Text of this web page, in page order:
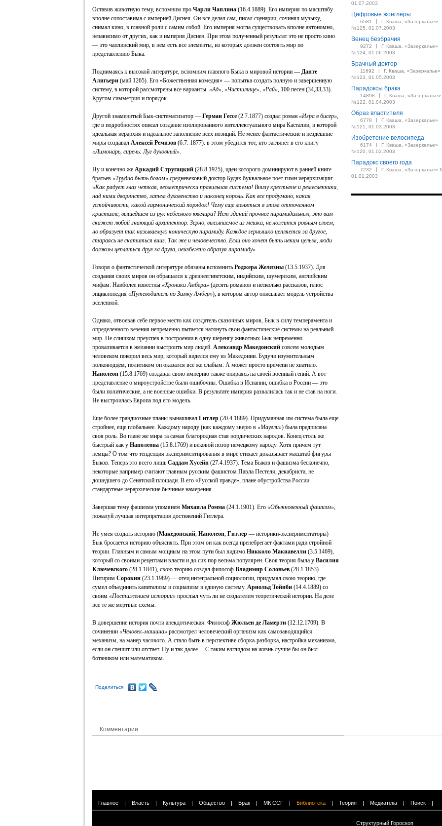
Оставив животную тему, вспомним про Чарли Чаплина (16.4.1889). Его империя по масштабу
вполне сопоставима с империей Диснея. Он все делал сам, писал сценарии, сочинял музыку,
снимал кино, в главной роли с самим собой. Его империя могла существовать вполне автономно,
независимо от других, как и империя Диснея. При этом полученный результат это не просто кино
— это чаплинский мир, в нем есть все элементы, из которых должен состоять мир по
представлению Быка.
Поднимаясь к высокой литературе, вспомним главного Быка в мировой истории — Данте
Алигьери (май 1265). Его «Божественная комедия» — попытка создать полную и завершенную
систему, в которой рассмотрены все варианты. «Ад», «Чистилище», «Рай», 100 песен (34,33,33).
Кругом симметрия и порядок.
Другой знаменитый Бык-систематизатор — Герман Гессе (2.7.1877) создал роман «Игра в бисер»,
где в подробностях описал создание изолированного интеллектуального мира Касталии, в которой
идеальная иерархия и идеальное заполнение всех позиций. Не менее фантастические и нездешние
миры создавал Алексей Ремизов (6.7. 1877). в этом убедится тот, кто заглянет в его книгу
«Лимонарь, сиречь: Луг духовный».
Ну и конечно же Аркадий Стругацкий (28.8.1925), идеи которого доминируют в ранней книге
братьев «Трудно быть богом» средневековый доктор Будах буквальное поет гимн иерархизации:
«Как радует глаз четкая, геометрически правильная система! Внизу крестьяне и ремесленники,
над ними дворянство, затем духовенство и наконец король. Как все продумано, какая
устойчивость, какой гармонический порядок! Чему еще меняться в этом отточенном
кристалле, вышедшем из рук небесного ювелира? Нет зданий прочнее пирамидальных, это вам
скажет любой знающий архитектор. Зерно, высыпаемое из мешка, не ложится ровным слоем,
но образует так называемую коническую пирамиду. Каждое зернышко цепляется за другое,
стараясь не скатиться вниз. Так же и человечество. Если оно хочет быть неким целым, люди
должны цепляться друг за друга, неизбежно образуя пирамиду».
Говоря о фантастической литературе обязаны вспомнить Роджера Желязны (13.5.1937). Для
создания своих миров он обращался к древнеегипетским, индийским, шумерским, английским
мифам. Наиболее известны «Хроники Амбера» (десять романов и несколько рассказов, плюс
энциклопедия «Путеводитель по Замку Амбер»), в котором автор описывает модель устройства
вселенной.
Однако, отвоевав себе первое место как создатель сказочных миров, Бык в силу темперамента и
определенного везения непременно пытается натянуть свои фантастические системы на реальный
мир. Не слишком преуспев в построении в одну шеренгу животных Бык непременно
проваливается в желании выстроить мир людей. Александр Македонский совсем молодым
человеком покорил весь мир, который виделся ему из Македонии. Будучи изумительным
полководцем, политиком он оказался все же слабым. А может просто времени не хватило.
Наполеон (15.8.1769) создавал свою империю также опираясь на своей военный гений. А вот
представление о мироустройстве были ошибочны. Ошибка в Испании, ошибка в России — это
были политические, а не военные ошибки. В результате империя развалилась так и не став на ноги.
Не выстроилась Европа под его модель.
Еще более грандиозные планы вынашивал Гитлер (20.4.1889). Придуманная им система была еще
стройнее, еще глобальнее. Каждому народу (как каждому зверю в «Маугли») была предписана
своя роль. Во главе же мира та самая благородная стая нордических народов. Конец столь же
быстрый как у Наполеона (15.8.1769) и вековой позор немецкому народу. Хотя причем тут
немцы? О том что тенденция экспериментирования в мире стихает доказывает масштаб фигуры
Быков. Теперь это всего лишь Саддам Хусейн (27.4.1937). Тема Быков и фашизма бесконечно,
некоторые например считают главным русским фашистом Павла Пестеля, декабриста, не
дошедшего до Сенатской площади. В его «Русской правде», плане обустройства России
стандартные иерархические бычиные намерения.
Завершая тему фашизма упомянем Михаила Ромма (24.1.1901). Его «Обыкновенный фашизм»,
пожалуй лучшая интерпретация достижений Гитлера.
Не умея создать историю (Македонский, Наполеон, Гитлер — историки-экспериментаторы)
Бык бросается историю объяснять. При этом он как всегда пренебрегает фактами ради стройной
теории. Главным и самым мощным на этом пути был видимо Никколо Макиавелли (3.5.1469),
который со своими рецептами власти и до сих пор весьма популярен. Своя теория была у Василия
Ключевского (28.1.1841), свою теорию создал философ Владимир Соловьев (28.1.1853).
Питирим Сорокин (23.1.1989) — отец интегральной социологии, придумал свою теорию, где
сумел объединить капитализм и социализм в единую систему. Арнольд Тойнби (14.4.1889) со
своим «Постижением истории» прослыл чуть ли не создателем теоретической истории. На деле
все те же мертвые схемы.
В довершение история почти анекдотическая. Философ Жюльен де Ламерти (12.12.1709). В
сочинении «Человек-машина» рассмотрел человеческий организм как самозаводящийся
механизм, на манер часового. А стало быть в перспективе сборка-разборка, настройка механизма,
если он спешит или отстает. Ну и так далее… С таким взглядом на жизнь лучше бы он был
ботаником или математиком.
Поделиться
Комментарии
01.07.2003
Цифровые жонглеры
6581 |
Г. Кваша, «Зазеркалье»
№125, 01.07.2003
Венец безбрачия
9272 |
Г. Кваша, «Зазеркалье»
№124, 01.06.2003
Брачный доктор
11692 |
Г. Кваша, «Зазеркалье»
№123, 01.05.2003
Парадоксы брака
14898 |
Г. Кваша, «Зазеркалье»
№122, 01.04.2003
Образ властителя
6778 |
Г. Кваша, «Зазеркалье»
№121, 01.03.2003
Изобретение велосипеда
6174 |
Г. Кваша, «Зазеркалье»
№120, 01.02.2003
Парадокс своего года
7232 |
Г. Кваша, «Зазеркалье»
01.01.2003
Главное | Власть | Культура | Общество | Брак | МК ССГ | Библиотека | Теория | Медиатека | Поиск |
Структурный Гороскоп